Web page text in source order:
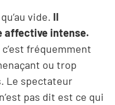
vide. Il
affective intense.
fréquemment
ou trop
Le spectateur
pas dit est ce qui